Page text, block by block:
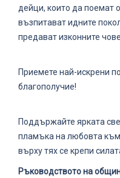
дейци, които да поемат
възпитават идните
предават изконните
Приемете най-искрени
благополучие!
Поддържайте ярката
пламъка на любовта
върху тях се крепи
Ръководството на